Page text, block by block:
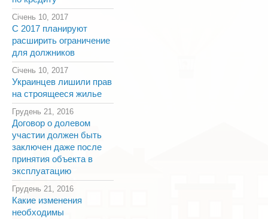
Січень 10, 2017
С 2017 планируют
расширить ограничение
для должников
Січень 10, 2017
Украинцев лишили прав
на строящееся жилье
Грудень 21, 2016
Договор о долевом
участии должен быть
заключен даже после
принятия объекта в
эксплуатацию
Грудень 21, 2016
Какие изменения
необходимы